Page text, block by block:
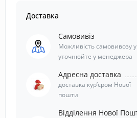
Доставка
Самовивіз
Можливість самовивозу
уточнюйте у менеджера
Адресна доставка
доставка курʼєром Нової
пошти
Відділення Нової